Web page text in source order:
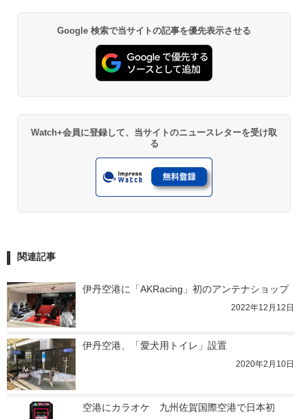
Google 検索で当サイトの記事を優先表示させる
Watch+会員に登録して、当サイトのニュースレターを受け取
る
関連記事
伊丹空港に「AKRacing」初のアンテナショップ
2022年12月12日
伊丹空港、「愛犬用トイレ」設置
2020年2月10日
空港にカラオケ　九州佐賀国際空港で日本初